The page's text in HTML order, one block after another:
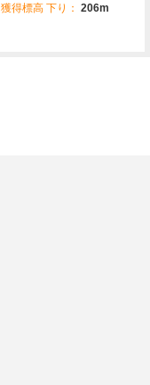
獲得標高 下り： 206m